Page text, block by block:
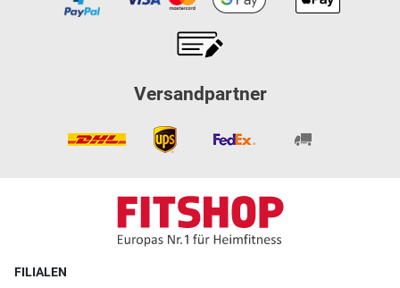
Versandpartner
FILIALEN